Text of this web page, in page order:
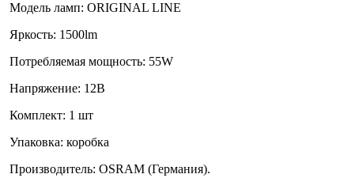
Модель ламп: ORIGINAL LINE
Яркость: 1500lm
Потребляемая мощность: 55W
Напряжение: 12В
Комплект: 1 шт
Упаковка: коробка
Производитель: OSRAM (Германия).